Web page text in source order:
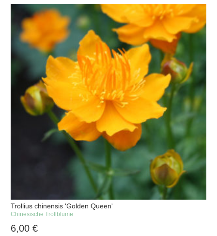
Trollius chinensis 'Golden Queen'
Chinesische Trollblume
6,00€